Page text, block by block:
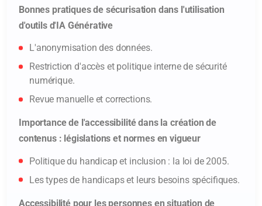
Bonnes pratiques de sécurisation dans l'utilisation
d'outils d'IA Générative
L'anonymisation des données.
Restriction d'accès et politique interne de sécurité
numérique.
Revue manuelle et corrections.
Importance de l'accessibilité dans la création de
contenus : législations et normes en vigueur
Politique du handicap et inclusion : la loi de 2005.
Les types de handicaps et leurs besoins spécifiques.
Accessibilité pour les personnes en situation de
Adresse e-mail* :
Numéro de téléphone* :
Message (facultatif) :